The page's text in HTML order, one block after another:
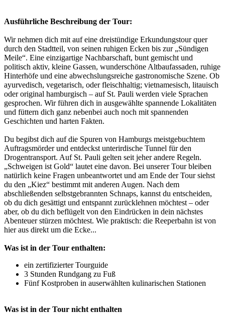
Ausführliche Beschreibung der Tour:
Wir nehmen dich mit auf eine dreistündige Erkundungstour quer
durch den Stadtteil, von seinen ruhigen Ecken bis zur „Sündigen
Meile“. Eine einzigartige Nachbarschaft, bunt gemischt und
politisch aktiv, kleine Gassen, wunderschöne Altbaufassaden, ruhige
Hinterhöfe und eine abwechslungsreiche gastronomische Szene. Ob
ayurvedisch, vegetarisch, oder fleischhaltig; vietnamesisch, litauisch
oder original hamburgisch – auf St. Pauli werden viele Sprachen
gesprochen. Wir führen dich in ausgewählte spannende Lokalitäten
und füttern dich ganz nebenbei auch noch mit spannenden
Geschichten und harten Fakten.
Du begibst dich auf die Spuren von Hamburgs meistgebuchtem
Auftragsmörder und entdeckst unterirdische Tunnel für den
Drogentransport. Auf St. Pauli gelten seit jeher andere Regeln.
„Schweigen ist Gold“ lautet eine davon. Bei unserer Tour bleiben
natürlich keine Fragen unbeantwortet und am Ende der Tour siehst
du den „Kiez“ bestimmt mit anderen Augen. Nach dem
abschließenden selbstgebrannten Schnaps, kannst du entscheiden,
ob du dich gesättigt und entspannt zurücklehnen möchtest – oder
aber, ob du dich beflügelt von den Eindrücken in dein nächstes
Abenteuer stürzen möchtest. Wie praktisch: die Reeperbahn ist von
hier aus direkt um die Ecke...
Was ist in der Tour enthalten:
ein zertifizierter Tourguide
3 Stunden Rundgang zu Fuß
Fünf Kostproben in auserwählten kulinarischen Stationen
Was ist in der Tour nicht enthalten